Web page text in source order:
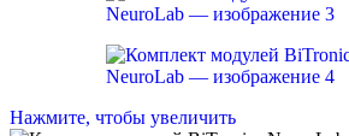
Нажмите, чтобы увеличить